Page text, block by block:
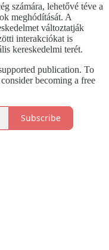
számára, lehetővé téve a
meghódítását. A
változtatják
interakciókat is
kereskedelmi terét.
publication. To
becoming a free
Subscribe